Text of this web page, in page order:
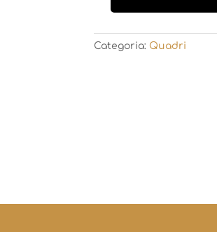
Maceo
-Categoria: Quadri
Profilo
-